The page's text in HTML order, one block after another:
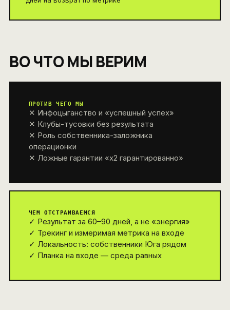
ВО ЧТО МЫ ВЕРИМ
ПРОТИВ ЧЕГО МЫ
✕ Инфоцыганство и «успешный успех»
✕ Клубы-тусовки без результата
✕ Роль собственника-заложника
операционки
✕ Ложные гарантии «х2 гарантированно»
ЧЕМ ОТСТРАИВАЕМСЯ
✓ Результат за 60–90 дней, а не «энергия»
✓ Трекинг и измеримая метрика на входе
✓ Локальность: собственники Юга рядом
✓ Планка на входе — среда равных